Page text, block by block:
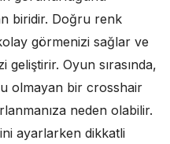
biridir. Doğru renk
görmenizi sağlar ve
Oyun sırasında,
olmayan bir crosshair
neden olabilir.
ayarlarken dikkatli